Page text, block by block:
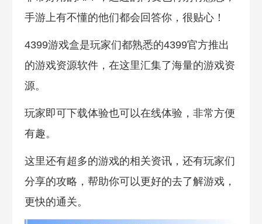
手游上有不懂的他们都会回答你，很贴心！
4399游戏盒是玩家们都熟悉的4399官方推出
的游戏资源软件，在这里汇集了海量的游戏资
源。
玩家即可下载体验也可以在线体验，非常方便
有趣。
这里还有超多的游戏的相关资讯，还有玩家们
分享的攻略，帮助你可以更好的去了解游戏，
更快的通关。